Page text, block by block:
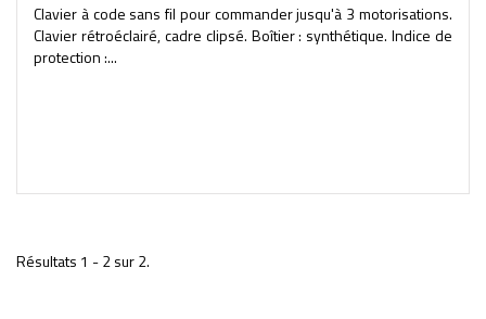
Clavier à code sans fil pour commander jusqu'à 3 motorisations.
Clavier rétroéclairé, cadre clipsé. Boîtier : synthétique. Indice de
protection :...
Résultats 1 - 2 sur 2.